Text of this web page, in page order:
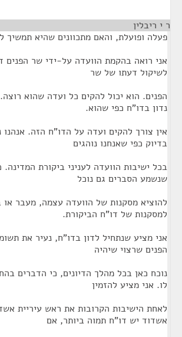
ר י ריבלין
פעלה ופועלת, והאם מתכוונים שהיא תמשיך
אני רואה בהקמת הוועדה על-ידי שר הפנים
לשיקול דעתו של שר
הפנים. הוא יכול להקים כל ועדה שהוא
נדון בדו"ח כפי שהוא.
אין צורך להקים ועדה על הדו"ח הזה. אנהנו
בדיוק כפי שאנחנו נוהגים
בכל ישיבות הוועדה לעניני ביקורת המדינה.
שנשמע הסברים גם נוכל
להוציא מסקנות של הוועדה עצמה, מעבר או
למסקנות של דו"ח הביקורת.
אני מציע שנתחיל לדון בדו"ח, נעיר את
הפנים שרצוי שיהיה
נוכח כאן בכל מהלך הדיונים, כי הדברים
לו. אני מציע להזמין
לאחת הישיבות הקרובות את ראש עיריית
אשדוד יש דו"ח תמוה ביותר, אם